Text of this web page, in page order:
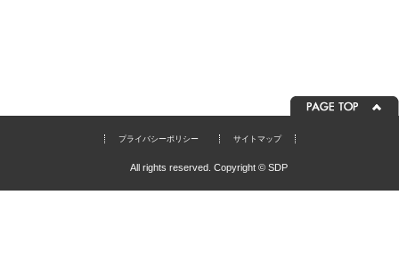
プライバシーポリシー サイトマップ
All rights reserved. Copyright © SDP